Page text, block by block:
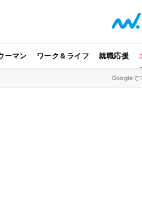
ーマン ワーク＆ライフ 就職応援
Googleで